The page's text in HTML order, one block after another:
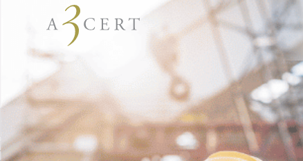
ISO 9001– Kvalitet
ISO 14001– Miljö
EN 1090-1
–
Nordirland